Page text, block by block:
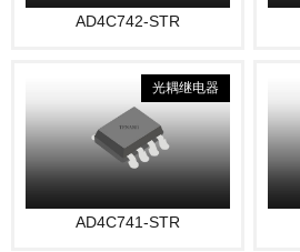
AD4C742-STR
光耦继电器
AD4C741-STR